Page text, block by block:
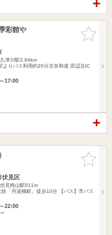
お気に入
りに追加
彩館や
久津川駅2.84km
よりバス利用約20分京奈和道 田辺北IC
17:00
お気に入
りに追加
伏見区
伏見桃山駅911m
鉄「丹波橋駅」徒歩10分 【バス】市バス
22:00